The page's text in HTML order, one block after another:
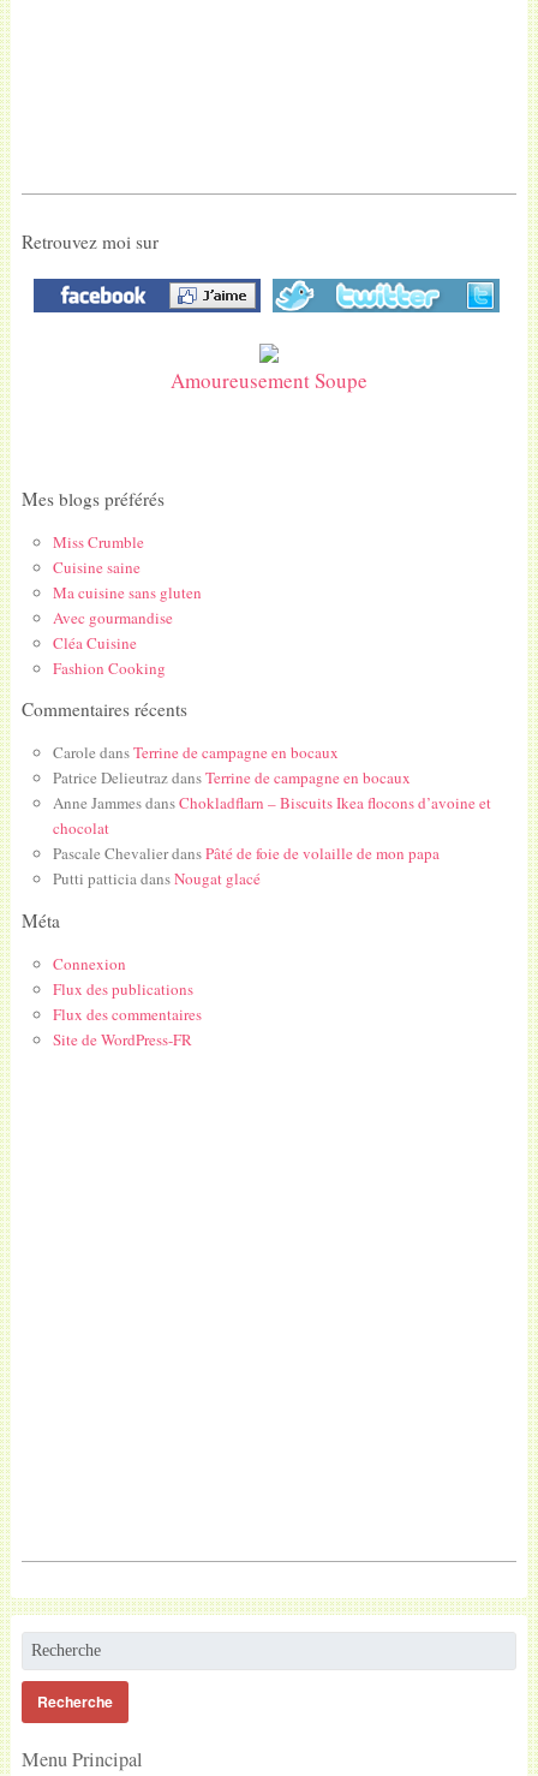
Retrouvez moi sur
Amoureusement Soupe
Mes blogs préférés
Miss Crumble
Cuisine saine
Ma cuisine sans gluten
Avec gourmandise
Cléa Cuisine
Fashion Cooking
Commentaires récents
Carole dansTerrine de campagne en bocaux
Patrice DelieutrazdansTerrine de campagne en bocaux
Anne JammesdansChokladflarn – Biscuits Ikea flocons d’avoine et
chocolat
Pascale ChevalierdansPâté de foie de volaille de mon papa
Putti patticiadansNougat glacé
Méta
Connexion
Flux des publications
Flux des commentaires
Site de WordPress-FR
Menu Principal